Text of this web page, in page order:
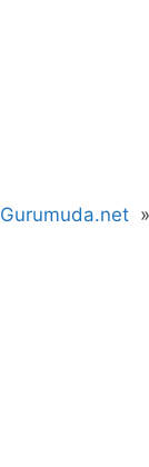
Gurumuda.net